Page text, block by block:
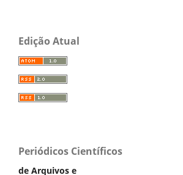
Edição Atual
Periódicos Científicos
de Arquivos e